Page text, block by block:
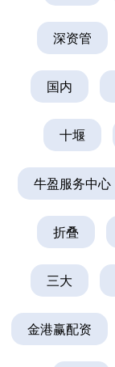
深资管
国内
十堰
牛盈服务中心
折叠
三大
金港赢配资